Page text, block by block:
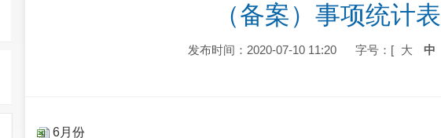
（备案）事项统计表
发布时间：2020-07-10 11:20 字号：[ 大 中
6月份